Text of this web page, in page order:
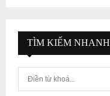
TÌM KIẾM NHANH